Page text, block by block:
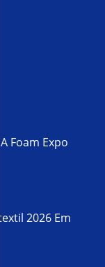
Foam Expo
2026 Em